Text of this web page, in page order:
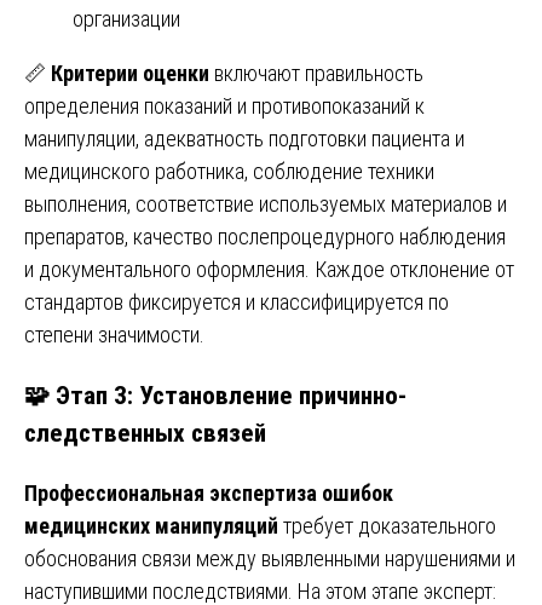
организации
📏 Критерии оценки включают правильность
определения показаний и противопоказаний к
манипуляции, адекватность подготовки пациента и
медицинского работника, соблюдение техники
выполнения, соответствие используемых материалов и
препаратов, качество послепроцедурного наблюдения
и документального оформления. Каждое отклонение от
стандартов фиксируется и классифицируется по
степени значимости.
🧩 Этап 3: Установление причинно-
следственных связей
Профессиональная экспертиза ошибок
медицинских манипуляций требует доказательного
обоснования связи между выявленными нарушениями и
наступившими последствиями. На этом этапе эксперт: